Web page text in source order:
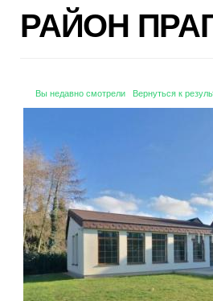
РАЙОН
Вы недавно смотрели Вернуться к